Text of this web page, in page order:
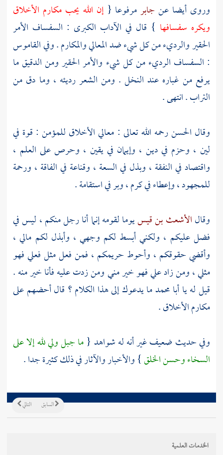
وروى أيضا عن جابرمرفوعا {إن الله يحب مكارم الأخلاق
ويكره سفسافها } قال في الآداب الكبرى : السفساف الأمر
الحقير والرديء من كل شيء ضد المعالي والمكارم . وفي القاموس
: السفساف الرديء من كل شيء والأمر الحقير ومن الدقيق ما
يرفع من غباره عند النخل . ومن الشعر رديئه ، وما دق من
التراب . انتهى .
وقال الحسنرحمه الله تعالى : معالي الأخلاق للمؤمن : قوة في
لين ، وحزم في دين ، وإيمان في يقين ، وحرص على العلم ،
واقتصاد في النفقة ، وبذل في السعة ، وقناعة في الفاقة ، ورحمة
للمجهود ، وإعطاء في كرم ، وبر في استقامة .
وقالالأشعث بن قيسيوما لقومه إنما أنا رجل منكم ، ليس في
فضل عليكم ، ولكني أبسط لكم وجهي ، وأبذل لكم مالي ،
وأقضي حقوقكم ، وأحوط حريمكم ، فمن فعل مثل فعلي فهو
مثلي ، ومن زاد علي فهو خير مني ومن زدت عليه فأنا خير منه .
قيل له ياأبا محمدما يدعوك إلى هذا الكلام ؟ قال أحضهم على
مكارم الأخلاق .
وفي حديث ضعيف غير أنه له شواهد {ما جبل ولي لله إلا على
السخاء وحسن الخلق} والأخبار والآثار في ذلك كثيرة جدا .
التالي السابق
الخدمات العلمية